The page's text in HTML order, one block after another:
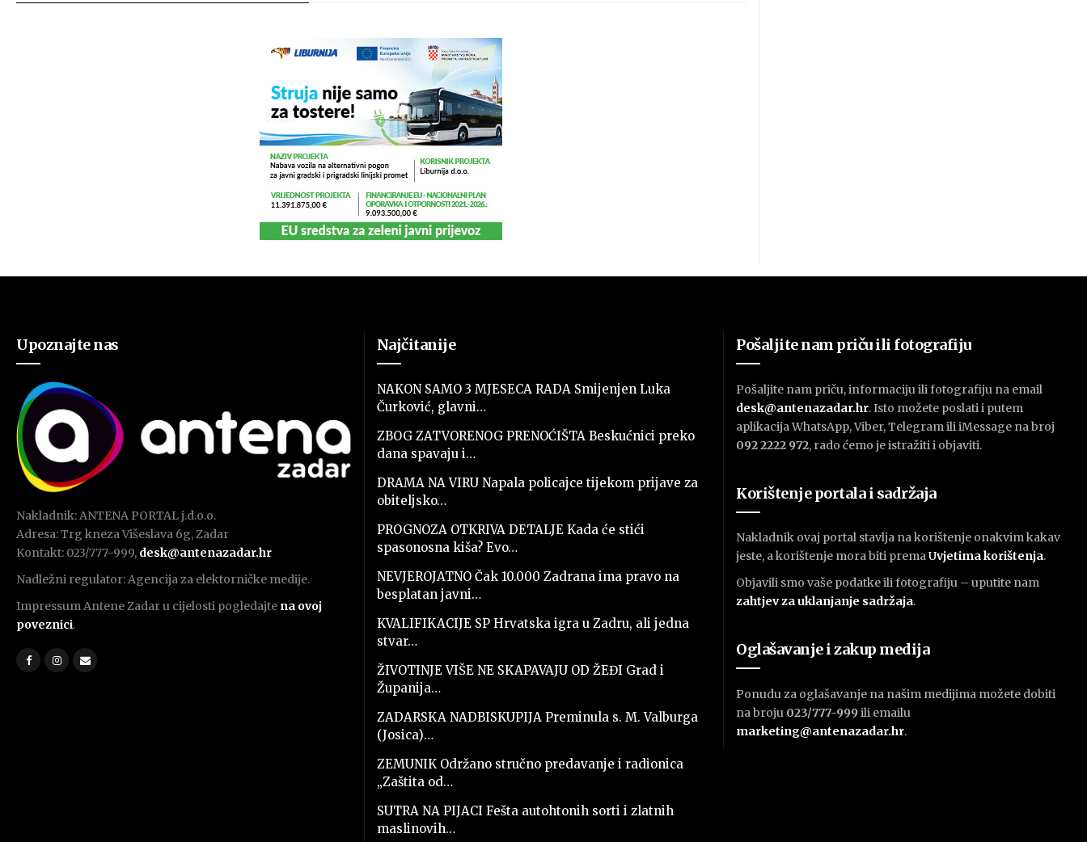
Upoznajte nas
Nakladnik: ANTENA PORTAL j.d.o.o.
Adresa: Trg kneza Višeslava 6g, Zadar
Kontakt: 023/777-999, desk@antenazadar.hr
Nadležni regulator: Agencija za elektorničke medije.
Impressum Antene Zadar u cijelosti pogledajte na ovoj
poveznici.
Najčitanije
NAKON SAMO 3 MJESECA RADA Smijenjen Luka
Čurković, glavni…
ZBOG ZATVORENOG PRENOĆIŠTA Beskućnici preko
dana spavaju i…
DRAMA NA VIRU Napala policajce tijekom prijave za
obiteljsko…
PROGNOZA OTKRIVA DETALJE Kada će stići
spasonosna kiša? Evo…
NEVJEROJATNO Čak 10.000 Zadrana ima pravo na
besplatan javni…
KVALIFIKACIJE SP Hrvatska igra u Zadru, ali jedna
stvar…
ŽIVOTINJE VIŠE NE SKAPAVAJU OD ŽEĐI Grad i
Županija…
ZADARSKA NADBISKUPIJA Preminula s. M. Valburga
(Josica)…
ZEMUNIK Održano stručno predavanje i radionica
„Zaštita od…
SUTRA NA PIJACI Fešta autohtonih sorti i zlatnih
maslinovih…
Pošaljite nam priču ili fotografiju
Pošaljite nam priču, informaciju ili fotografiju na email
desk@antenazadar.hr. Isto možete poslati i putem
aplikacija WhatsApp, Viber, Telegram ili iMessage na broj
092 2222 972, rado ćemo je istražiti i objaviti.
Korištenje portala i sadržaja
Nakladnik ovaj portal stavlja na korištenje onakvim kakav
jeste, a korištenje mora biti premaUvjetima korištenja.
Objavili smo vaše podatke ili fotografiju – uputite nam
zahtjev za uklanjanje sadržaja.
Oglašavanje i zakup medija
Ponudu za oglašavanje na našim medijima možete dobiti
na broju 023/777-999 ili emailu
marketing@antenazadar.hr.